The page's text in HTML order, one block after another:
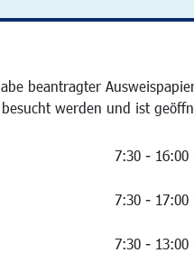
beantragter
werden und ist
7:30 - 16:00
7:30 - 17:00
7:30 - 13:00